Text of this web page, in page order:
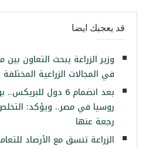
قد يعجبك ايضا
وزير الزراعة يبحث التعاون
في المجالات الزراعية المختلفة
بعد انضمام 6 دول
روسيا في مصر.. ويؤكد:
رجعة عنها
الزراعة تنسق مع الأرصاد